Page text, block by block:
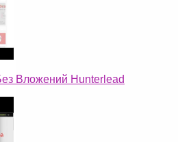
Вложений Hunterlead